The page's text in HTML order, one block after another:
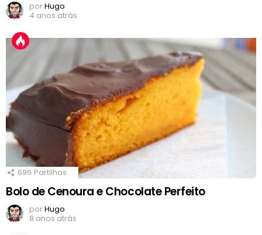
porHugo
4 anos atrás
696 Partilhas
Bolo de Cenoura e Chocolate Perfeito
porHugo
8 anos atrás